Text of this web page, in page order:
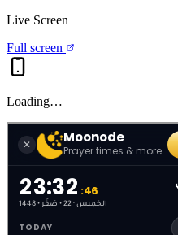
Live Screen
Full screen
Loading…